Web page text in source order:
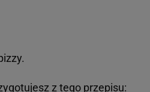
z tego przepisu: